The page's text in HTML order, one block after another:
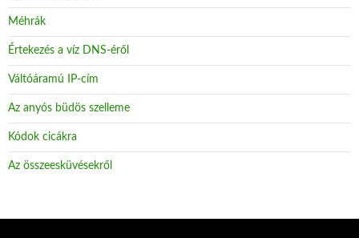
Méhrák
Értekezés a víz DNS-éről
Váltóáramú IP-cím
Az anyós büdös szelleme
Kódok cicákra
Az összeesküvésekről